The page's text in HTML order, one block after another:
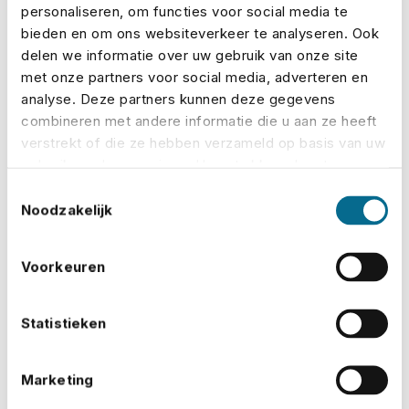
personaliseren, om functies voor social media te
bieden en om ons websiteverkeer te analyseren. Ook
delen we informatie over uw gebruik van onze site
met onze partners voor social media, adverteren en
analyse. Deze partners kunnen deze gegevens
combineren met andere informatie die u aan ze heeft
verstrekt of die ze hebben verzameld op basis van uw
Noodzakelijk
Voorkeuren
Statistieken
Marketing
die hun waar aanprijz...
Lees meer